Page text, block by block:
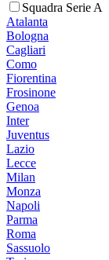
Squadra Serie A
Atalanta
Bologna
Cagliari
Como
Fiorentina
Frosinone
Genoa
Inter
Juventus
Lazio
Lecce
Milan
Monza
Napoli
Parma
Roma
Sassuolo